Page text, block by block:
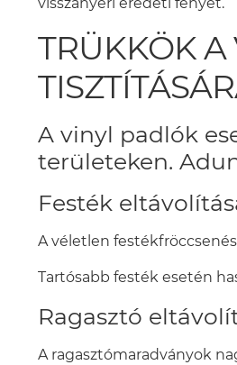
TRÜKKÖK A
A vinyl padlók
területeken.
Festék
A véletlen
Tartósabb festék esetén
Ragasztó
A ragasztómaradványok